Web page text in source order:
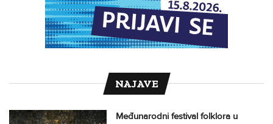
NAJAVE
Međunarodni festival folklora u